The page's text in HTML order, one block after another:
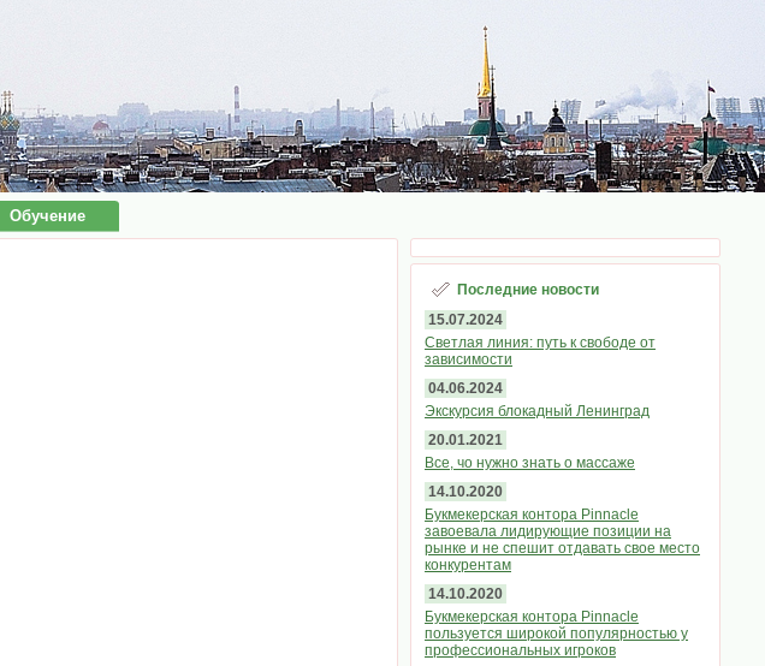
Обучение
Последние новости
15.07.2024
Светлая линия: путь к свободе от
зависимости
04.06.2024
Экскурсия блокадный Ленинград
20.01.2021
Все, чо нужно знать о массаже
14.10.2020
Букмекерская контора Pinnacle
завоевала лидирующие позиции на
рынке и не спешит отдавать свое место
конкурентам
14.10.2020
Букмекерская контора Pinnacle
пользуется широкой популярностью у
профессиональных игроков